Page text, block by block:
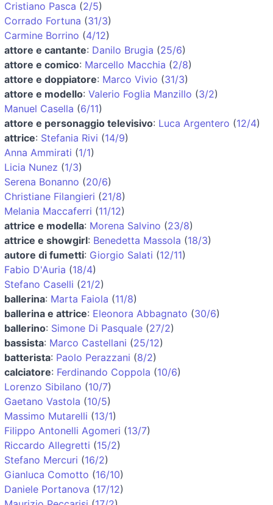
Cristiano Pasca (2/5)
Corrado Fortuna (31/3)
Carmine Borrino (4/12)
attore e cantante: Danilo Brugia (25/6)
attore e comico: Marcello Macchia (2/8)
attore e doppiatore: Marco Vivio (31/3)
attore e modello: Valerio Foglia Manzillo (3/2)
Manuel Casella (6/11)
attore e personaggio televisivo: Luca Argentero (12/4)
attrice: Stefania Rivi (14/9)
Anna Ammirati (1/1)
Licia Nunez (1/3)
Serena Bonanno (20/6)
Christiane Filangieri (21/8)
Melania Maccaferri (11/12)
attrice e modella: Morena Salvino (23/8)
attrice e showgirl: Benedetta Massola (18/3)
autore di fumetti: Giorgio Salati (12/11)
Fabio D'Auria (18/4)
Stefano Caselli (21/2)
ballerina: Marta Faiola (11/8)
ballerina e attrice: Eleonora Abbagnato (30/6)
ballerino: Simone Di Pasquale (27/2)
bassista: Marco Castellani (25/12)
batterista: Paolo Perazzani (8/2)
calciatore: Ferdinando Coppola (10/6)
Lorenzo Sibilano (10/7)
Gaetano Vastola (10/5)
Massimo Mutarelli (13/1)
Filippo Antonelli Agomeri (13/7)
Riccardo Allegretti (15/2)
Stefano Mercuri (16/2)
Gianluca Comotto (16/10)
Daniele Portanova (17/12)